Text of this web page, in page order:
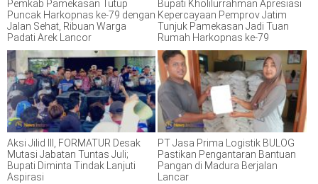
Pemkab Pamekasan Tutup
Puncak Harkopnas ke-79 dengan
Jalan Sehat, Ribuan Warga
Padati Arek Lancor
Bupati Kholilurrahman Apresiasi
Kepercayaan Pemprov Jatim
Tunjuk Pamekasan Jadi Tuan
Rumah Harkopnas ke-79
Aksi Jilid III, FORMATUR Desak
Mutasi Jabatan Tuntas Juli;
Bupati Diminta Tindak Lanjuti
Aspirasi
PT Jasa Prima Logistik BULOG
Pastikan Pengantaran Bantuan
Pangan di Madura Berjalan
Lancar